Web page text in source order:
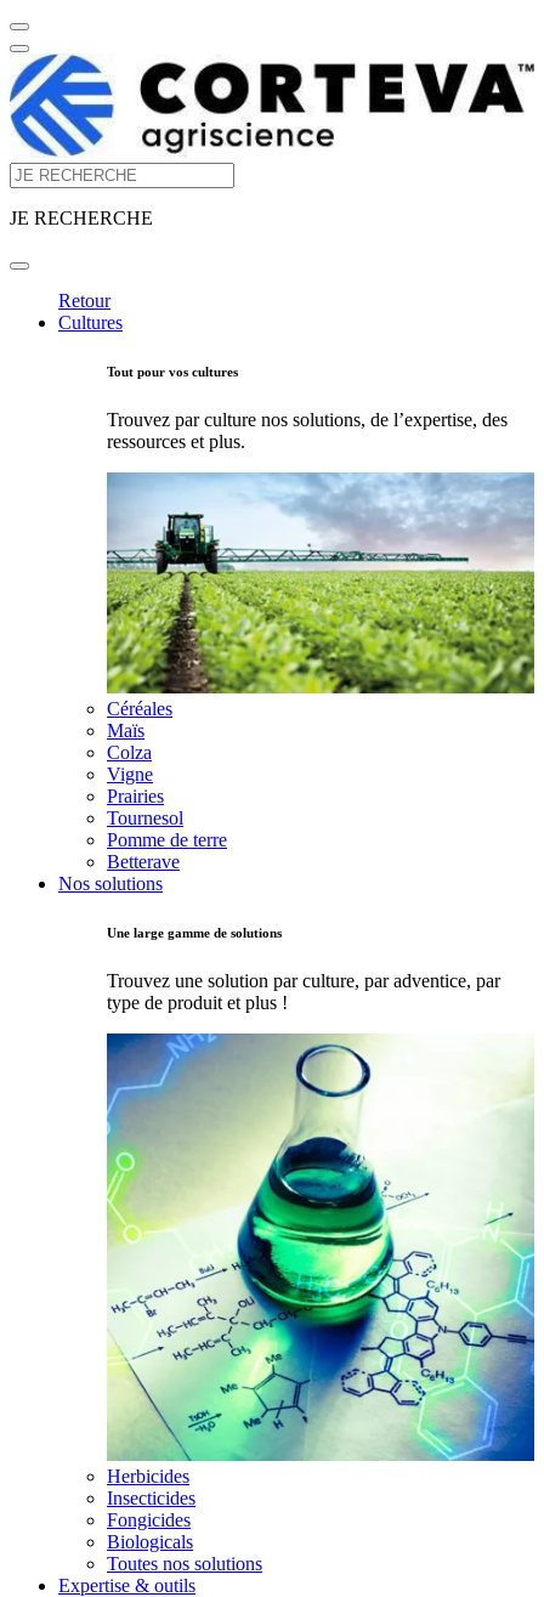
JE RECHERCHE
Retour
Cultures
Tout pour vos cultures
Trouvez par culture nos solutions, de l’expertise, des
ressources et plus.
Céréales
Maïs
Colza
Vigne
Prairies
Tournesol
Pomme de terre
Betterave
Nos solutions
Une large gamme de solutions
Trouvez une solution par culture, par adventice, par
type de produit et plus !
Herbicides
Insecticides
Fongicides
Biologicals
Toutes nos solutions
Expertise & outils